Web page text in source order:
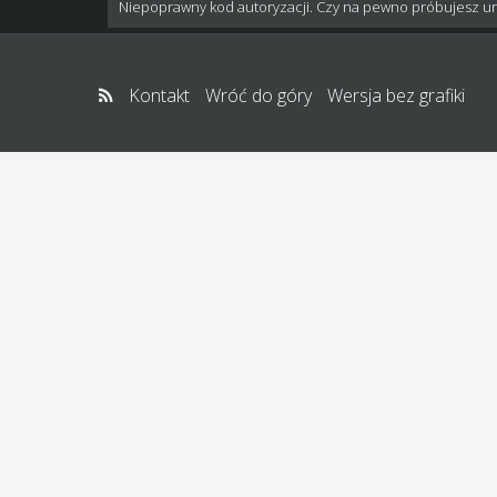
Niepoprawny kod autoryzacji. Czy na pewno próbujesz
Kontakt Wróć do góry Wersja bez grafiki